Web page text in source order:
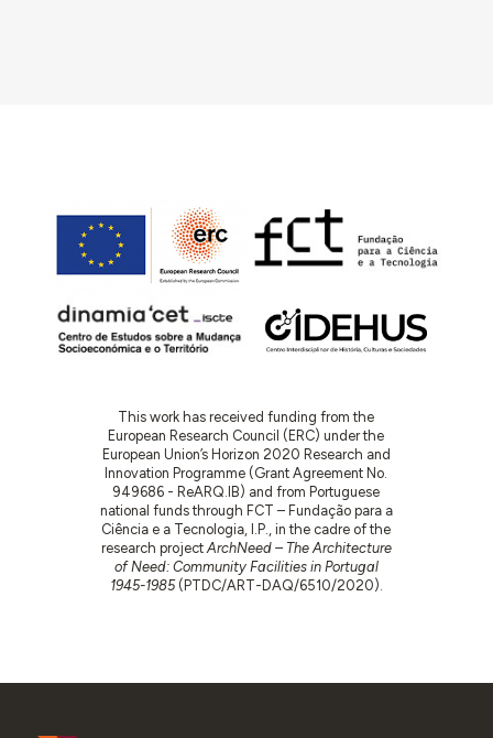
This work has received funding from the
European Research Council (ERC) under the
European Union’s Horizon 2020 Research and
Innovation Programme (Grant Agreement No.
949686 - ReARQ.IB) and from Portuguese
national funds through FCT – Fundação para a
Ciência e a Tecnologia, I.P., in the cadre of the
research project ArchNeed – The Architecture
of Need: Community Facilities in Portugal
1945-1985(PTDC/ART-DAQ/6510/2020).